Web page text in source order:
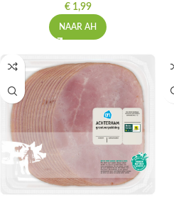
€1,99
NAAR AH